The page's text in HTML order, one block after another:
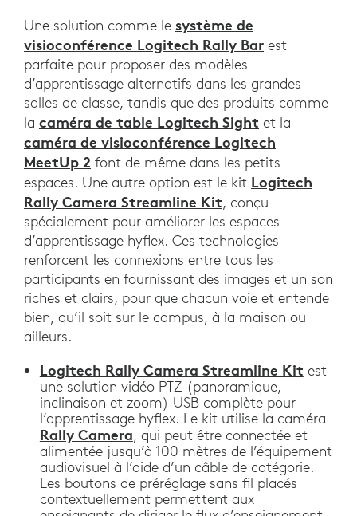
Une solution comme le système de
visioconférence Logitech Rally Bar est
parfaite pour proposer des modèles
d’apprentissage alternatifs dans les grandes
salles de classe, tandis que des produits comme
la caméra de table Logitech Sight et la
caméra de visioconférence Logitech
MeetUp 2 font de même dans les petits
espaces. Une autre option est le kit Logitech
Rally Camera Streamline Kit, conçu
spécialement pour améliorer les espaces
d’apprentissage hyflex. Ces technologies
renforcent les connexions entre tous les
participants en fournissant des images et un son
riches et clairs, pour que chacun voie et entende
bien, qu’il soit sur le campus, à la maison ou
ailleurs.
Logitech Rally Camera Streamline Kit est
une solution vidéo PTZ (panoramique,
inclinaison et zoom) USB complète pour
l’apprentissage hyflex. Le kit utilise la caméra
Rally Camera, qui peut être connectée et
alimentée jusqu’à 100 mètres de l’équipement
audiovisuel à l’aide d’un câble de catégorie.
Les boutons de préréglage sans fil placés
contextuellement permettent aux